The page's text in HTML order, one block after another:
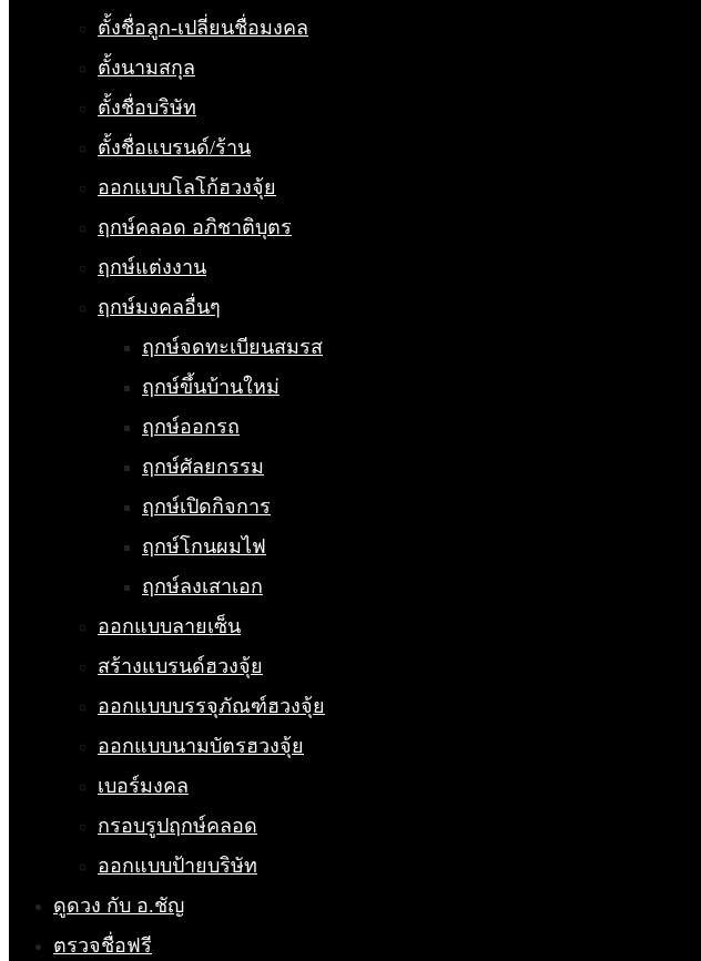
ตั้งชื่อลูก-เปลี่ยนชื่อมงคล
ตั้งนามสกุล
ตั้งชื่อบริษัท
ตั้งชื่อแบรนด์/ร้าน
ออกแบบโลโก้ฮวงจุ้ย
ฤกษ์คลอด อภิชาติบุตร
ฤกษ์แต่งงาน
ฤกษ์มงคลอื่นๆ
ฤกษ์จดทะเบียนสมรส
ฤกษ์ขึ้นบ้านใหม่
ฤกษ์ออกรถ
ฤกษ์ศัลยกรรม
ฤกษ์เปิดกิจการ
ฤกษ์โกนผมไฟ
ฤกษ์ลงเสาเอก
ออกแบบลายเซ็น
สร้างแบรนด์ฮวงจุ้ย
ออกแบบบรรจุภัณฑ์ฮวงจุ้ย
ออกแบบนามบัตรฮวงจุ้ย
เบอร์มงคล
กรอบรูปฤกษ์คลอด
ออกแบบป้ายบริษัท
ดูดวง กับ อ.ชัญ
ตรวจชื่อฟรี